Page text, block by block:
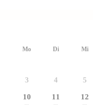
Mo Di Mi
3 4 5
10 11 12